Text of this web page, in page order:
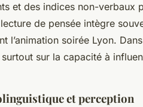
et des indices non-verbaux
de pensée intègre
l’animation soirée Lyon.
sur la capacité à
et perception